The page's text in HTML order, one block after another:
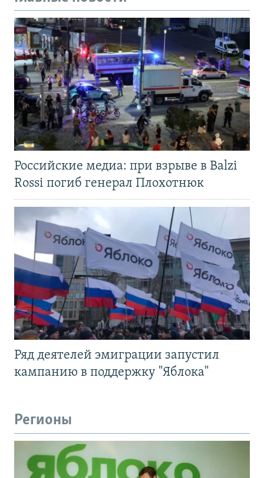
Российские медиа: при взрыве в Balzi
Rossi погиб генерал Плохотнюк
Ряд деятелей эмиграции запустил
кампанию в поддержку "Яблока"
Регионы